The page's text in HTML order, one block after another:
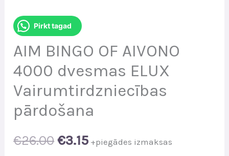
Pirkt tagad
AIM BINGO OF AIVONO
4000 dvesmas ELUX
Vairumtirdzniecības
pārdošana
€26.00 Original
€3.15Current
+piegādes izmaksas